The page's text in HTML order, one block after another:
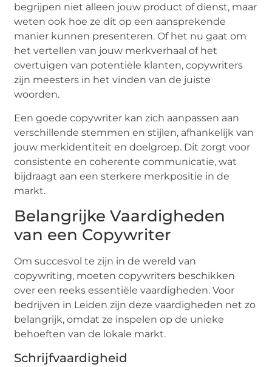
begrijpen niet alleen jouw product of dienst, maar
weten ook hoe ze dit op een aansprekende
manier kunnen presenteren. Of het nu gaat om
het vertellen van jouw merkverhaal of het
overtuigen van potentiële klanten, copywriters
zijn meesters in het vinden van de juiste
woorden.
Een goede copywriter kan zich aanpassen aan
verschillende stemmen en stijlen, afhankelijk van
jouw merkidentiteit en doelgroep. Dit zorgt voor
consistente en coherente communicatie, wat
bijdraagt aan een sterkere merkpositie in de
markt.
Belangrijke Vaardigheden
van een Copywriter
Om succesvol te zijn in de wereld van
copywriting, moeten copywriters beschikken
over een reeks essentiële vaardigheden. Voor
bedrijven in Leiden zijn deze vaardigheden net zo
belangrijk, omdat ze inspelen op de unieke
behoeften van de lokale markt.
Schrijfvaardigheid